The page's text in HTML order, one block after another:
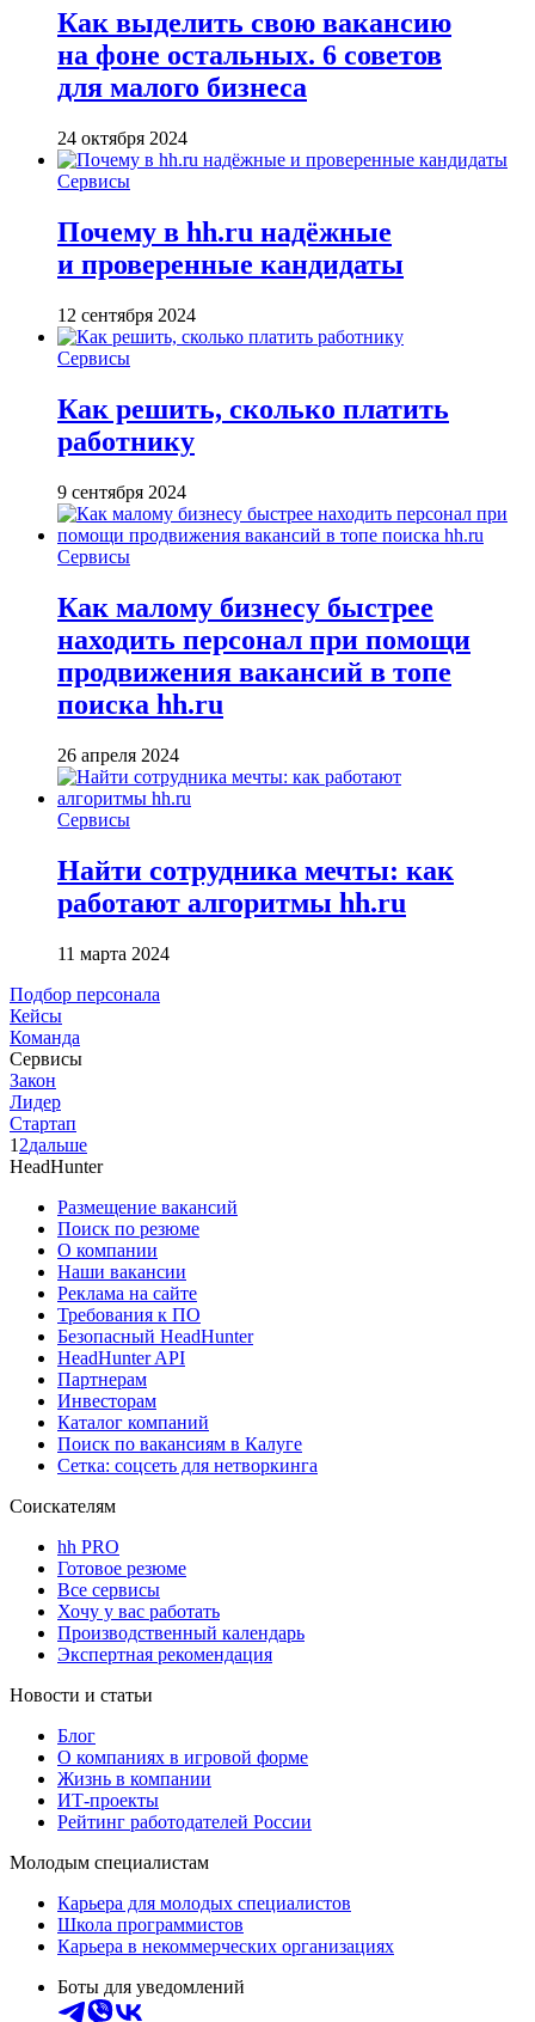
Как выделить свою вакансию
на фоне остальных. 6 советов
для малого бизнеса
24 октября 2024
Сервисы
Почему в hh.ru надёжные
и проверенные кандидаты
12 сентября 2024
Сервисы
Как решить, сколько платить
работнику
9 сентября 2024
Сервисы
Как малому бизнесу быстрее
находить персонал при помощи
продвижения вакансий в топе
поиска hh.ru
26 апреля 2024
Сервисы
Найти сотрудника мечты: как
работают алгоритмы hh.ru
11 марта 2024
Подбор персонала
Кейсы
Команда
Сервисы
Закон
Лидер
Стартап
1 2дальше
HeadHunter
Размещение вакансий
Поиск по резюме
О компании
Наши вакансии
Реклама на сайте
Требования к ПО
Безопасный HeadHunter
HeadHunter API
Партнерам
Инвесторам
Каталог компаний
Поиск по вакансиям в Калуге
Сетка: соцсеть для нетворкинга
Соискателям
hh PRO
Готовое резюме
Все сервисы
Хочу у вас работать
Производственный календарь
Экспертная рекомендация
Новости и статьи
Блог
О компаниях в игровой форме
Жизнь в компании
ИТ-проекты
Рейтинг работодателей России
Молодым специалистам
Карьера для молодых специалистов
Школа программистов
Карьера в некоммерческих организациях
Боты для уведомлений